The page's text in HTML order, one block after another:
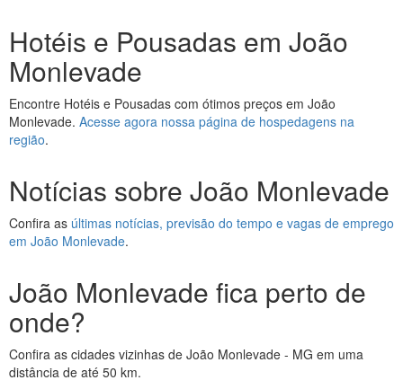
Hotéis e Pousadas em João
Monlevade
Encontre Hotéis e Pousadas com ótimos preços em João
Monlevade. Acesse agora nossa página de hospedagens na
região.
Notícias sobre João Monlevade
Confira as últimas notícias, previsão do tempo e vagas de emprego
em João Monlevade.
João Monlevade fica perto de
onde?
Confira as cidades vizinhas de João Monlevade - MG em uma
distância de até 50 km.